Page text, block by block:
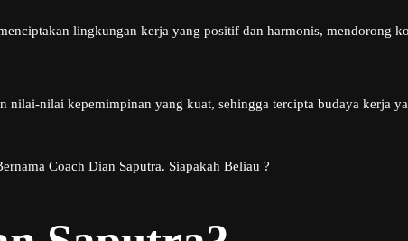
lingkungan kerja yang positif dan harmonis, mendorong
nilai-nilai kepemimpinan yang kuat, sehingga tercipta budaya kerja
Coach Dian Saputra. Siapakah Beliau ?